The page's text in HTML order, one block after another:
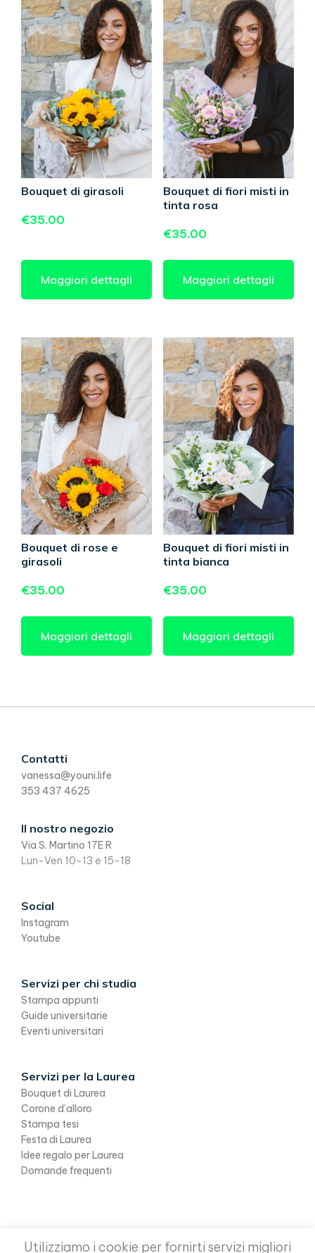
Bouquet di girasoli
€35.00
Maggiori dettagli
Bouquet di fiori misti in
tinta rosa
€35.00
Maggiori dettagli
Bouquet di rose e
girasoli
€35.00
Maggiori dettagli
Bouquet di fiori misti in
tinta bianca
€35.00
Maggiori dettagli
Footer
Contatti
vanessa@youni.life
353 437 4625
Il nostro negozio
Via S. Martino 17E R
Lun-Ven 10-13 e 15-18
Social
Instagram
Youtube
Servizi per chi studia
Stampa appunti
Guide universitarie
Eventi universitari
Servizi per la Laurea
Bouquet di Laurea
Corone d’alloro
Stampa tesi
Festa di Laurea
Idee regalo per Laurea
Domande frequenti
Utilizziamo i cookie per fornirti servizi migliori